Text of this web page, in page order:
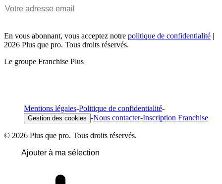
En vous abonnant, vous acceptez notre politique de confidentialité |
2026 Plus que pro. Tous droits réservés.
Le groupe Franchise Plus
Mentions légales-Politique de confidentialité-
Gestion des cookies -Nous contacter-Inscription Franchise
© 2026 Plus que pro. Tous droits réservés.
Ajouter à ma sélection